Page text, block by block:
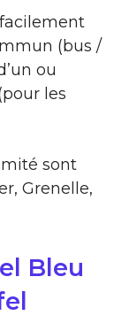
(bus /
ou
les
sont
Grenelle,
Bleu